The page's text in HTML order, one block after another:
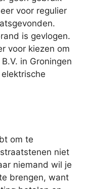
voor regulier
is gevlogen.
voor kiezen om
in Groningen
om te
niet
niemand wil je
brengen, want